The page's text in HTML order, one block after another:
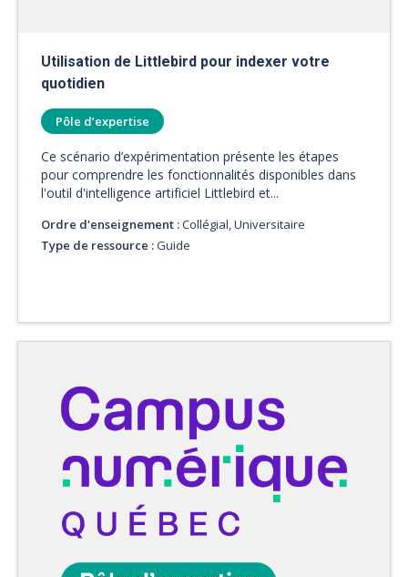
Utilisation de Littlebird pour indexer votre
quotidien
Pôle d’expertise
Ce scénario d’expérimentation présente les étapes
pour comprendre les fonctionnalités disponibles dans
l'outil d'intelligence artificiel Littlebird et...
Ordre d'enseignement :Collégial, Universitaire
Type de ressource :Guide